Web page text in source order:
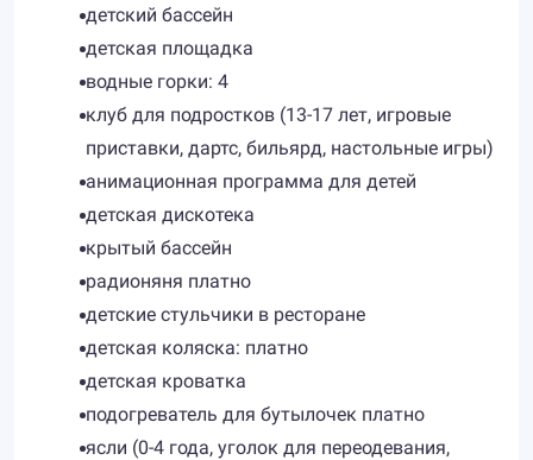
детский бассейн
детская площадка
водные горки: 4
клуб для подростков (13-17 лет, игровые
приставки, дартс, бильярд, настольные игры)
анимационная программа для детей
детская дискотека
крытый бассейн
радионяня платно
детские стульчики в ресторане
детская коляска: платно
детская кроватка
подогреватель для бутылочек платно
ясли (0-4 года, уголок для переодевания,